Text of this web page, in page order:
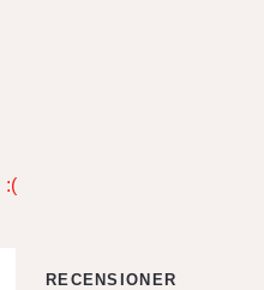
:(
RECENSIONER